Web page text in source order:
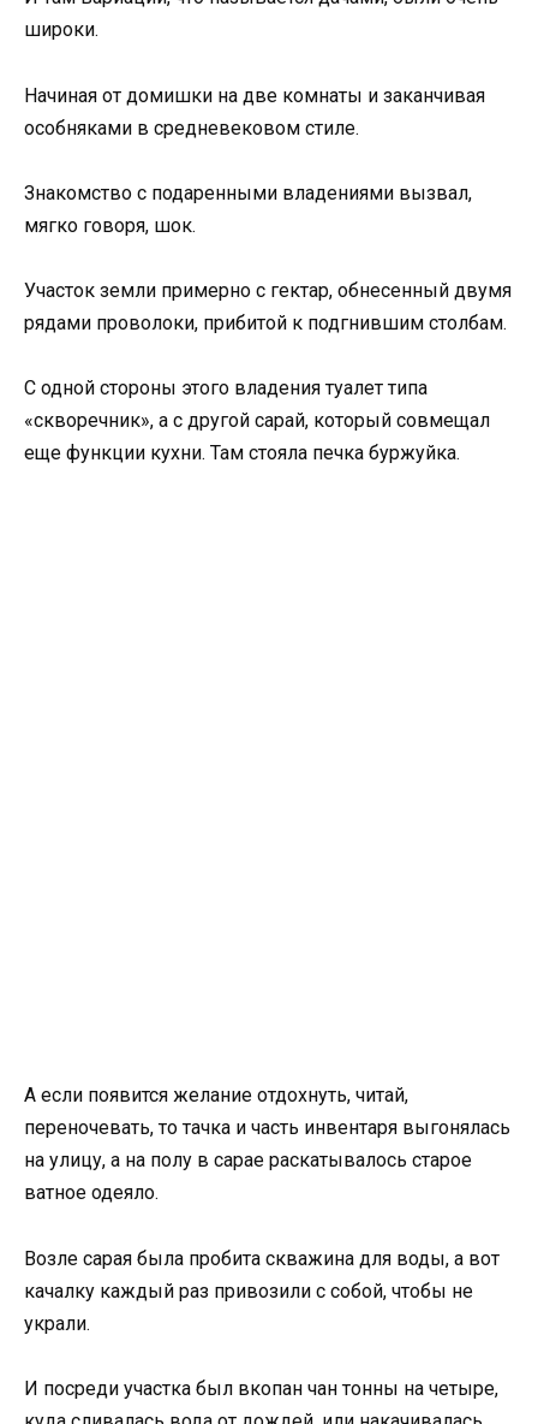
широки.
Начиная от домишки на две комнаты и заканчивая
особняками в средневековом стиле.
Знакомство с подаренными владениями вызвал,
мягко говоря, шок.
Участок земли примерно с гектар, обнесенный двумя
рядами проволоки, прибитой к подгнившим столбам.
С одной стороны этого владения туалет типа
«скворечник», а с другой сарай, который совмещал
еще функции кухни. Там стояла печка буржуйка.
А если появится желание отдохнуть, читай,
переночевать, то тачка и часть инвентаря выгонялась
на улицу, а на полу в сарае раскатывалось старое
ватное одеяло.
Возле сарая была пробита скважина для воды, а вот
качалку каждый раз привозили с собой, чтобы не
украли.
И посреди участка был вкопан чан тонны на четыре,